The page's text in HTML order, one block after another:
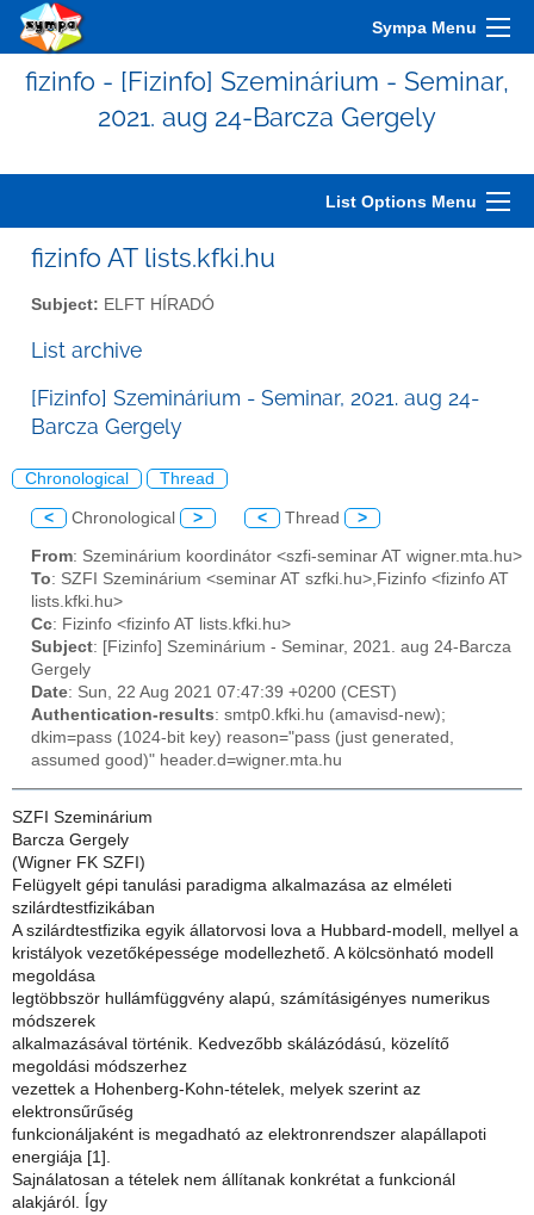
Sympa Menu
fizinfo - [Fizinfo] Szeminárium - Seminar,
2021. aug 24-Barcza Gergely
List Options Menu
fizinfo AT lists.kfki.hu
Subject: ELFT HÍRADÓ
List archive
[Fizinfo] Szeminárium - Seminar, 2021. aug 24-
Barcza Gergely
Chronological Thread
< Chronological > < Thread >
From: Szeminárium koordinátor <szfi-seminar AT wigner.mta.hu>
To: SZFI Szeminárium <seminar AT szfki.hu>,Fizinfo <fizinfo AT
lists.kfki.hu>
Cc: Fizinfo <fizinfo AT lists.kfki.hu>
Subject: [Fizinfo] Szeminárium - Seminar, 2021. aug 24-Barcza
Gergely
Date: Sun, 22 Aug 2021 07:47:39 +0200 (CEST)
Authentication-results: smtp0.kfki.hu (amavisd-new);
dkim=pass (1024-bit key) reason="pass (just generated,
assumed good)" header.d=wigner.mta.hu
SZFI Szeminárium
Barcza Gergely
(Wigner FK SZFI)
Felügyelt gépi tanulási paradigma alkalmazása az elméleti
szilárdtestfizikában
A szilárdtestfizika egyik állatorvosi lova a Hubbard-modell, mellyel a
kristályok vezetőképessége modellezhető. A kölcsönható modell
megoldása
legtöbbször hullámfüggvény alapú, számításigényes numerikus
módszerek
alkalmazásával történik. Kedvezőbb skálázódású, közelítő
megoldási módszerhez
vezettek a Hohenberg-Kohn-tételek, melyek szerint az
elektronsűrűség
funkcionáljaként is megadható az elektronrendszer alapállapoti
energiája [1].
Sajnálatosan a tételek nem állítanak konkrétat a funkcionál
alakjáról. Így